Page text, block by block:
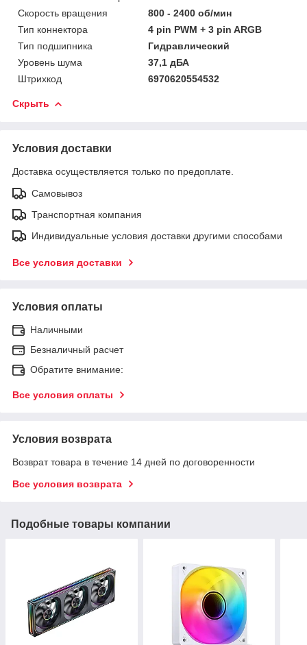
Скорость вращения
800 - 2400 об/мин
Тип коннектора
4 pin PWM + 3 pin ARGB
Тип подшипника
Гидравлический
Уровень шума
37,1 дБА
Штрихкод
6970620554532
Скрыть
Условия доставки
Доставка осуществляется только по предоплате.
Самовывоз
Транспортная компания
Индивидуальные условия доставки другими способами
Все условия доставки
Условия оплаты
Наличными
Безналичный расчет
Обратите внимание:
Все условия оплаты
Условия возврата
Возврат товара в течение 14 дней по договоренности
Все условия возврата
Подобные товары компании